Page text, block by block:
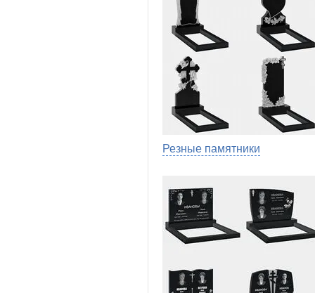
Резные памятники